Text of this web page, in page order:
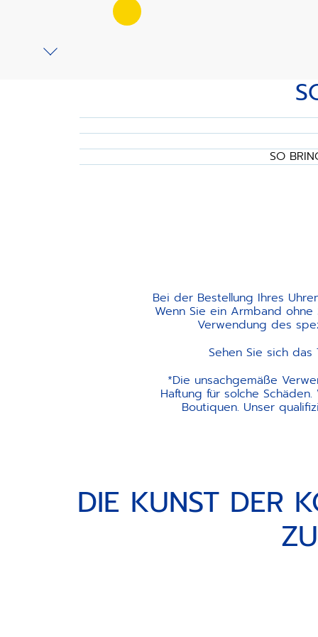
SO
Bei der Bestellung Ihres
Wenn Sie ein Armband
Verwendung des
Sehen Sie sich
*Die unsachgemäße
Haftung für solche
Boutiquen. Unser
DIE KUNST DER